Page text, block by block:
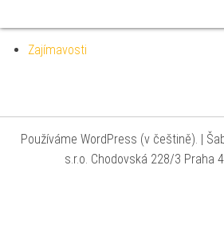
Zajímavosti
Používáme WordPress (v češtině). |
s.r.o. Chodovská 228/3 Praha